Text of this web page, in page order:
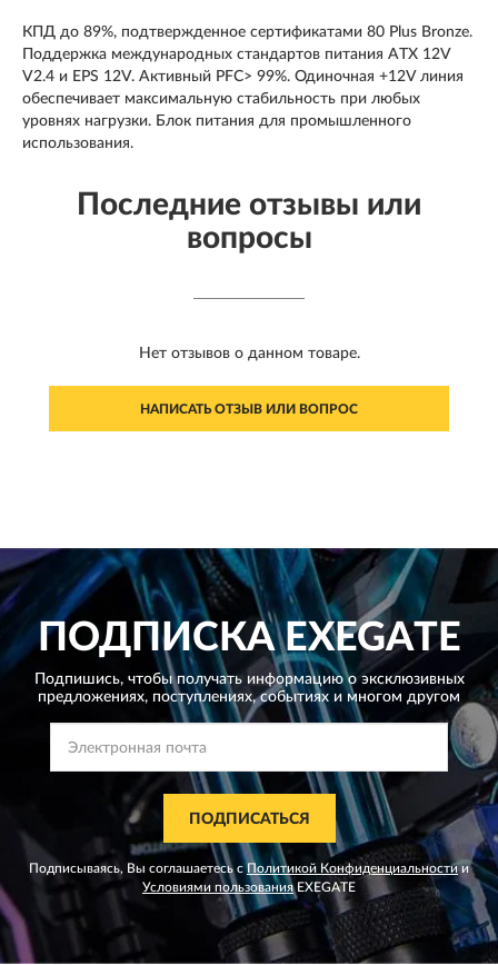
КПД до 89%, подтвержденное сертификатами 80 Plus Bronze.
Поддержка международных стандартов питания ATX 12V
V2.4 и EPS 12V. Активный PFC> 99%. Одиночная +12V линия
обеспечивает максимальную стабильность при любых
уровнях нагрузки. Блок питания для промышленного
использования.
Последние отзывы или
вопросы
Нет отзывов о данном товаре.
НАПИСАТЬ ОТЗЫВ ИЛИ ВОПРОС
ПОДПИСКАEXEGATE
Подпишись, чтобы получать информацию о эксклюзивных
предложениях, поступлениях, событиях и многом другом
ПОДПИСАТЬСЯ
Подписываясь, Вы соглашаетесь сПолитикой Конфиденциальности и
Условиями пользованияEXEGATE